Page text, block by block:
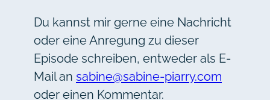
Du kannst mir gerne eine Nachricht
oder eine Anregung zu dieser
Episode schreiben, entweder als E-
Mail an sabine@sabine-piarry.com
oder einen Kommentar.